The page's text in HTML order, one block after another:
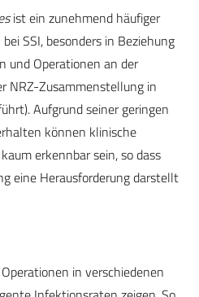
ist ein zunehmend häufiger
SSI, besonders in Beziehung
und Operationen an der
NRZ-Zusammenstellung in
Aufgrund seiner geringen
können klinische
erkennbar sein, so dass
eine Herausforderung darstellt
in verschiedenen